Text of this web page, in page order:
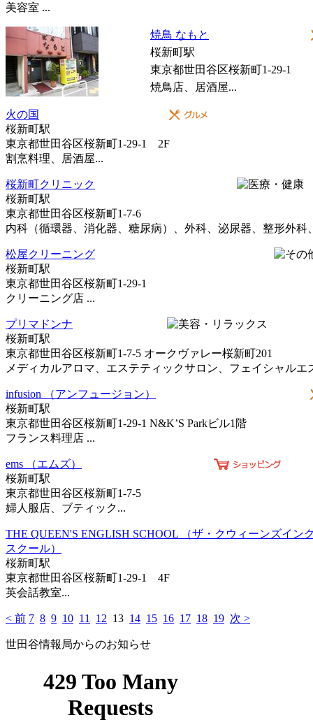
美容室 ...
焼鳥 なもと
桜新町駅
東京都世田谷区桜新町1-29-1
焼鳥店、居酒屋...
火の国
桜新町駅
東京都世田谷区桜新町1-29-1 2F
割烹料理、居酒屋...
桜新町クリニック
桜新町駅
東京都世田谷区桜新町1-7-6
内科（循環器、消化器、糖尿病）、外科、泌尿器、整形外科
松屋クリーニング
桜新町駅
東京都世田谷区桜新町1-29-1
クリーニング店 ...
プリマドンナ
桜新町駅
東京都世田谷区桜新町1-7-5 オークヴァレー桜新町201
メディカルアロマ、エステティックサロン、フェイシャルエ
infusion （アンフュージョン）
桜新町駅
東京都世田谷区桜新町1-29-1 N&K’S Parkビル1階
フランス料理店 ...
ems （エムズ）
桜新町駅
東京都世田谷区桜新町1-7-5
婦人服店、ブティック...
THE QUEEN'S ENGLISH SCHOOL （ザ・クウィーンズイン
スクール）
桜新町駅
東京都世田谷区桜新町1-29-1 4F
英会話教室...
< 前 7 8 9 10 11 12 13 14 15 16 17 18 19 次 >
世田谷情報局からのお知らせ